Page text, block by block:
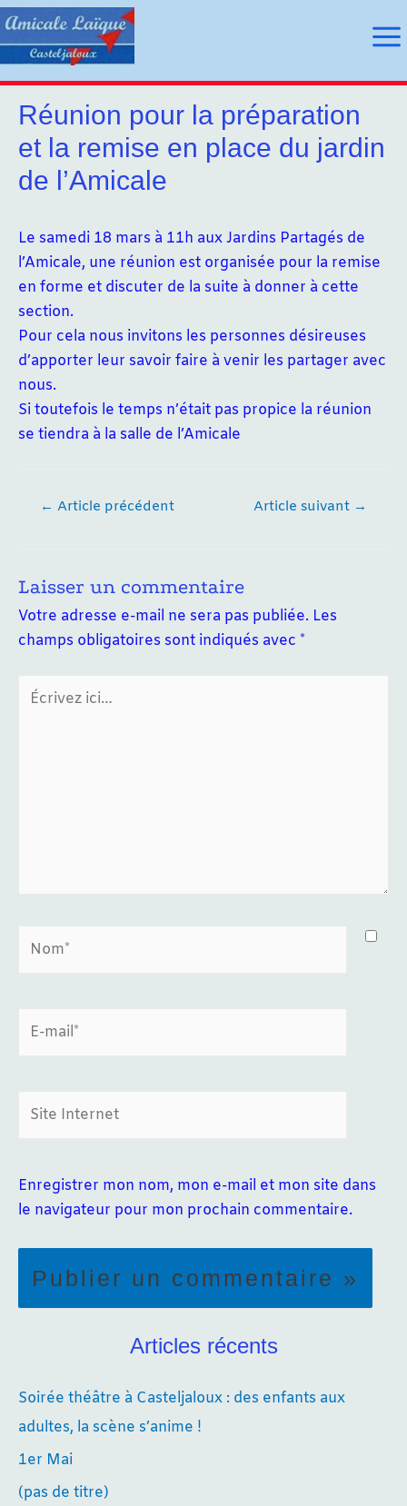
au
contenu
Réunion pour la préparation
et la remise en place du jardin
de l’Amicale
Le samedi 18 mars à 11h aux Jardins Partagés de
l’Amicale, une réunion est organisée pour la remise
en forme et discuter de la suite à donner à cette
section.
Pour cela nous invitons les personnes désireuses
d’apporter leur savoir faire à venir les partager avec
nous.
Si toutefois le temps n’était pas propice la réunion
se tiendra à la salle de l’Amicale
Navigation
← Article précédent Article suivant →
Laisser un commentaire
Votre adresse e-mail ne sera pas publiée. Les
champs obligatoires sont indiqués avec *
Écrivez
Enregistrer mon nom, mon e-mail et mon site dans
le navigateur pour mon prochain commentaire.
Articles récents
Soirée théâtre à Casteljaloux : des enfants aux
adultes, la scène s’anime !
1er Mai
(pas de titre)